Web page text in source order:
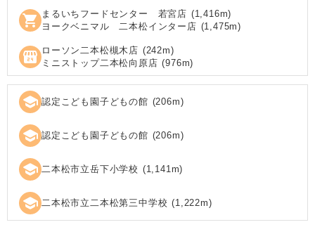
shopping_cart まるいちフードセンター 若宮店 (1,416m)
ヨークベニマル 二本松インター店 (1,475m)
local_convenience_store ローソン二本松槻木店 (242m)
ミニストップ二本松向原店 (976m)
school 認定こども園子どもの館 (206m)
school 認定こども園子どもの館 (206m)
school 二本松市立岳下小学校 (1,141m)
school 二本松市立二本松第三中学校 (1,222m)